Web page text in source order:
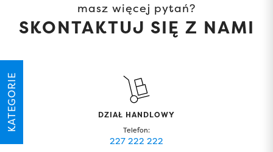
KATEGORIE
masz więcej pytań?
SKONTAKTUJ SIĘ Z NAMI
DZIAŁ HANDLOWY
Telefon:
227 222 222